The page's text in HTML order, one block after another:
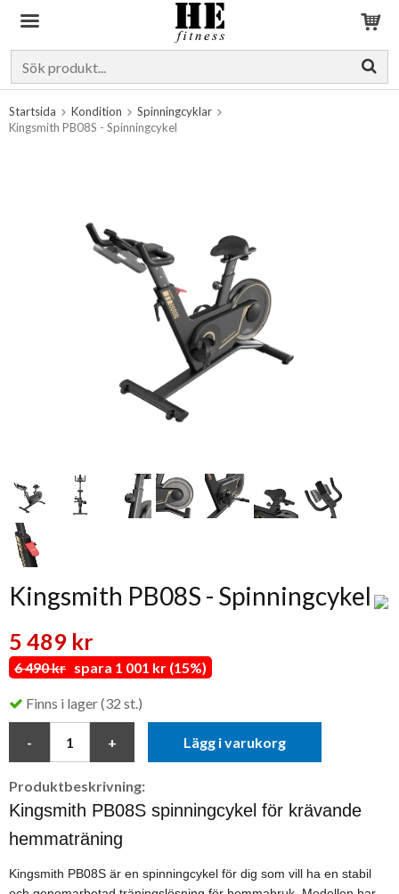
Startsida Kondition
Spinningcyklar
Kingsmith PB08S - Spinningcykel
Kingsmith PB08S - Spinningcykel
5 489 kr
6 490 kr spara 1 001 kr (15%)
Finns i lager (32 st.)
Lägg i varukorg
Produktbeskrivning:
Kingsmith PB08S spinningcykel för krävande
hemmaträning
Kingsmith PB08S är en spinningcykel för dig som vill ha en stabil